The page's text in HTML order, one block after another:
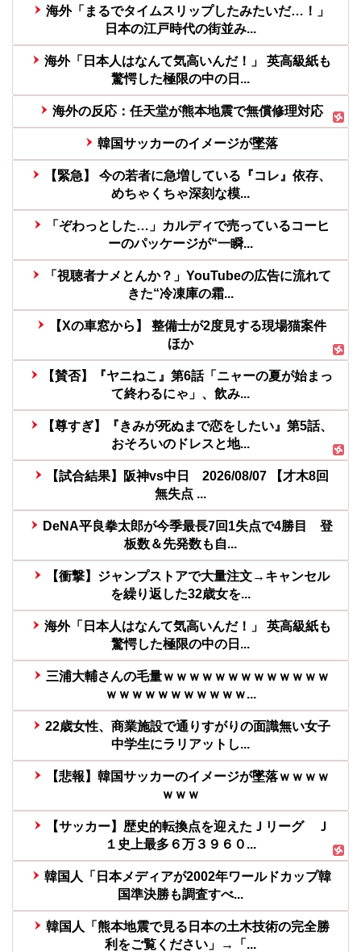
海外「まるでタイムスリップしたみたいだ…！」
日本の江戸時代の街並み...
海外「日本人はなんて気高いんだ！」 英高級紙も
驚愕した極限の中の日...
海外の反応：任天堂が熊本地震で無償修理対応
韓国サッカーのイメージが墜落
【緊急】 今の若者に急増している『コレ』依存、
めちゃくちゃ深刻な模...
「ぞわっとした…」カルディで売っているコーヒ
ーのパッケージが“一瞬...
「視聴者ナメとんか？」YouTubeの広告に流れて
きた“冷凍庫の霜...
【Xの車窓から】 整備士が2度見する現場猫案件
ほか
【賛否】『ヤニねこ』第6話「ニャーの夏が始まっ
て終わるにゃ」、飲み...
【尊すぎ】『きみが死ぬまで恋をしたい』第5話、
おそろいのドレスと地...
【試合結果】阪神vs中日 2026/08/07 【才木8回
無失点 ...
DeNA平良拳太郎が今季最長7回1失点で4勝目 登
板数＆先発数も自...
【衝撃】ジャンプストアで大量注文→キャンセル
を繰り返した32歳女を...
海外「日本人はなんて気高いんだ！」 英高級紙も
驚愕した極限の中の日...
三浦大輔さんの毛量ｗｗｗｗｗｗｗｗｗｗｗｗｗ
ｗｗｗｗｗｗｗｗｗｗｗ...
22歳女性、商業施設で通りすがりの面識無い女子
中学生にラリアットし...
【悲報】韓国サッカーのイメージが墜落ｗｗｗｗ
ｗｗｗ
【サッカー】歴史的転換点を迎えたＪリーグ Ｊ
１史上最多６万３９６０...
韓国人「日本メディアが2002年ワールドカップ韓
国準決勝も調査すべ...
韓国人「熊本地震で見る日本の土木技術の完全勝
利をご覧ください」→「...